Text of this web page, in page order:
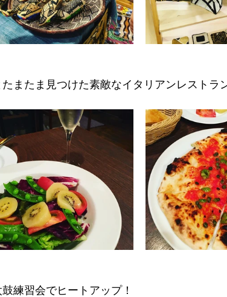
またま見つけた素敵なイタリアンレストラ
練習会でヒートアップ！